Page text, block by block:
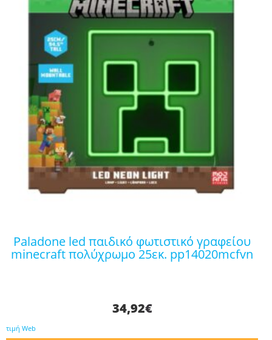
paladone led παιδικό φωτιστικό γραφείου
minecraft πολύχρωμο 25εκ. pp14020mcfvn
34,92€
τιμή Web